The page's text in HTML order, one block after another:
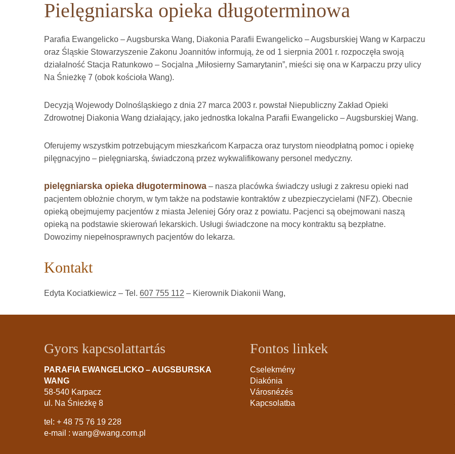
Pielęgniarska opieka długoterminowa
Parafia Ewangelicko – Augsburska Wang, Diakonia Parafii Ewangelicko – Augsburskiej Wang w Karpaczu
oraz Śląskie Stowarzyszenie Zakonu Joannitów informują, że od 1 sierpnia 2001 r. rozpoczęła swoją
działalność Stacja Ratunkowo – Socjalna „Miłosierny Samarytanin”, mieści się ona w Karpaczu przy ulicy
Na Śnieżkę 7 (obok kościoła Wang).
Decyzją Wojewody Dolnośląskiego z dnia 27 marca 2003 r. powstał Niepubliczny Zakład Opieki
Zdrowotnej Diakonia Wang działający, jako jednostka lokalna Parafii Ewangelicko – Augsburskiej Wang.
Oferujemy wszystkim potrzebującym mieszkańcom Karpacza oraz turystom nieodpłatną pomoc i opiekę
pilęgnacyjno – pielęgniarską, świadczoną przez wykwalifikowany personel medyczny.
pielęgniarska opieka długoterminowa – nasza placówka świadczy usługi z zakresu opieki nad
pacjentem obłożnie chorym, w tym także na podstawie kontraktów z ubezpieczycielami (NFZ). Obecnie
opieką obejmujemy pacjentów z miasta Jeleniej Góry oraz z powiatu. Pacjenci są obejmowani naszą
opieką na podstawie skierowań lekarskich. Usługi świadczone na mocy kontraktu są bezpłatne.
Dowozimy niepełnosprawnych pacjentów do lekarza.
Kontakt
Edyta Kociatkiewicz – Tel. 607 755 112 – Kierownik Diakonii Wang,
Gyors kapcsolattartás
PARAFIA EWANGELICKO – AUGSBURSKA
WANG
58-540 Karpacz
ul. Na Śnieżkę 8
tel: + 48 75 76 19 228
e-mail : wang@wang.com.pl
Fontos linkek
Cselekmény
Diakónia
Városnézés
Kapcsolatba